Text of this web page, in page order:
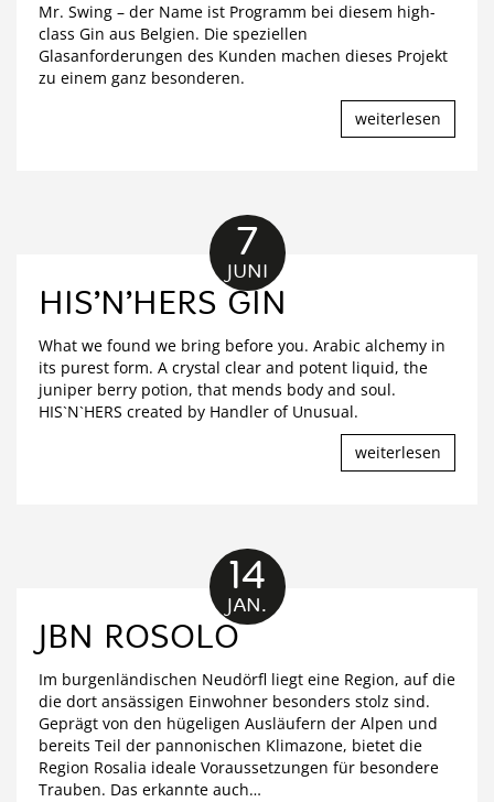
Mr. Swing – der Name ist Programm bei diesem high-
class Gin aus Belgien. Die speziellen
Glasanforderungen des Kunden machen dieses Projekt
zu einem ganz besonderen.
weiterlesen
7
JUNI
HIS’N’HERS GIN
What we found we bring before you. Arabic alchemy in
its purest form. A crystal clear and potent liquid, the
juniper berry potion, that mends body and soul.
HIS`N`HERS created by Handler of Unusual.
weiterlesen
14
JAN.
JBN ROSOLO
Im burgenländischen Neudörfl liegt eine Region, auf die
die dort ansässigen Einwohner besonders stolz sind.
Geprägt von den hügeligen Ausläufern der Alpen und
bereits Teil der pannonischen Klimazone, bietet die
Region Rosalia ideale Voraussetzungen für besondere
Trauben. Das erkannte auch…